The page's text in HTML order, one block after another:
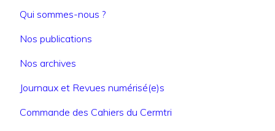
Navigation principale
Qui sommes-nous ?
Nos publications
Nos archives
Journaux et Revues numérisé(e)s
Commande des Cahiers du Cermtri